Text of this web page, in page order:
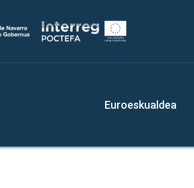
Euroeskualdea